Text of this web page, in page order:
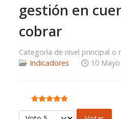
gestión en
cobrar
Categoría de nivel principal o
Indicadores
10
Ratio:5/5
Por favor, vote